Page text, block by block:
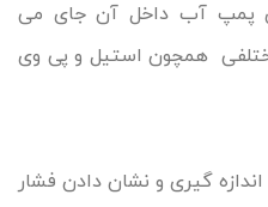
پمپ آب داخل آن جای می
همچون استیل و پی وی
گیری و نشان دادن فشار